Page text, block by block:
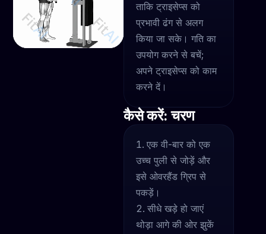
ताकि ट्राइसेप्स को
प्रभावी ढंग से अलग
किया जा सके। गति का
उपयोग करने से बचें;
अपने ट्राइसेप्स को काम
करने दें।
कैसे करें: चरण
एक वी-बार को एक
उच्च पुली से जोड़ें और
इसे ओवरहैंड ग्रिप से
पकड़ें।
सीधे खड़े हो जाएं
थोड़ा आगे की ओर झुकें